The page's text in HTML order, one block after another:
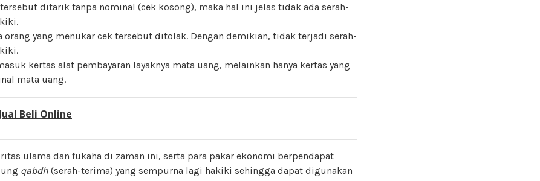
ditarik tanpa nominal (cek kosong), maka hal ini jelas tidak ada serah-
orang yang menukar cek tersebut ditolak. Dengan demikian, tidak terjadi serah-
kertas alat pembayaran layaknya mata uang, melainkan hanya kertas yang
mata uang.
Jual Beli Online
ulama dan fukaha di zaman ini, serta para pakar ekonomi berpendapat
qabdh (serah-terima) yang sempurna lagi hakiki sehingga dapat digunakan